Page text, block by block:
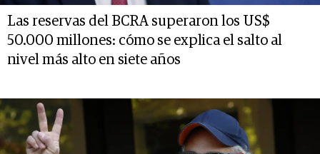
Las reservas del BCRA superaron los US$
50.000 millones: cómo se explica el salto al
nivel más alto en siete años